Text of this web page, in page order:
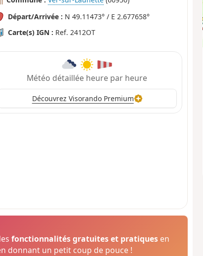
Départ/Arrivée : N 49.11473° / E 2.677658°
Carte(s) IGN : Ref. 2412OT
Météo détaillée heure par heure
Découvrez Visorando Premium
fonctionnalités gratuites et pratiques en
donnant un petit coup de pouce !